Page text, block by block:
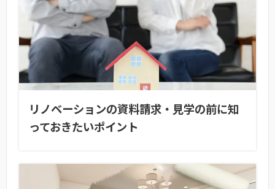
リノベーションの資料請求・見学の前に知
っておきたいポイント